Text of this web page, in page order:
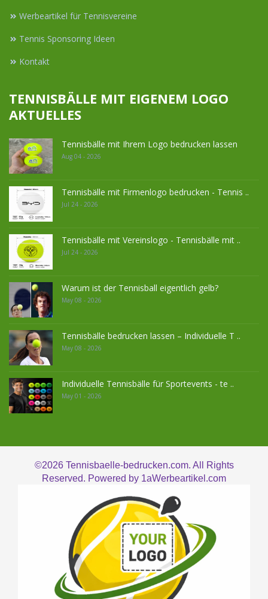
Werbeartikel für Tennisvereine
Tennis Sponsoring Ideen
Kontakt
TENNISBÄLLE MIT EIGENEM LOGO
AKTUELLES
Tennisbälle mit Ihrem Logo bedrucken lassen
Aug 04 - 2026
Tennisbälle mit Firmenlogo bedrucken - Tennis ..
Jul 24 - 2026
Tennisbälle mit Vereinslogo - Tennisbälle mit ..
Jul 24 - 2026
Warum ist der Tennisball eigentlich gelb?
May 08 - 2026
Tennisbälle bedrucken lassen – Individuelle T ..
May 08 - 2026
Individuelle Tennisbälle für Sportevents - te ..
May 01 - 2026
©2026 Tennisbaelle-bedrucken.com. All Rights
Reserved. Powered by 1aWerbeartikel.com